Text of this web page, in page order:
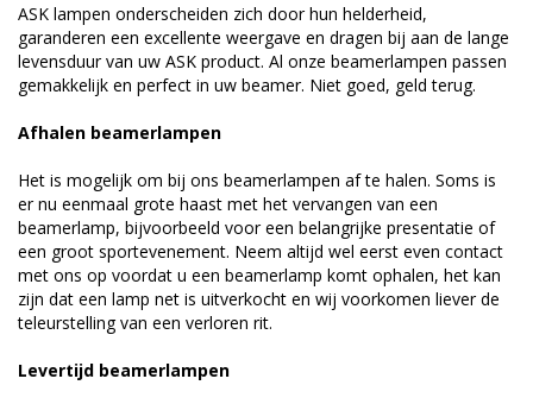
ASK lampen onderscheiden zich door hun helderheid,
garanderen een excellente weergave en dragen bij aan de lange
levensduur van uw ASK product. Al onze beamerlampen passen
gemakkelijk en perfect in uw beamer. Niet goed, geld terug.
Afhalen beamerlampen
Het is mogelijk om bij ons beamerlampen af te halen. Soms is
er nu eenmaal grote haast met het vervangen van een
beamerlamp, bijvoorbeeld voor een belangrijke presentatie of
een groot sportevenement. Neem altijd wel eerst even contact
met ons op voordat u een beamerlamp komt ophalen, het kan
zijn dat een lamp net is uitverkocht en wij voorkomen liever de
teleurstelling van een verloren rit.
Levertijd beamerlampen